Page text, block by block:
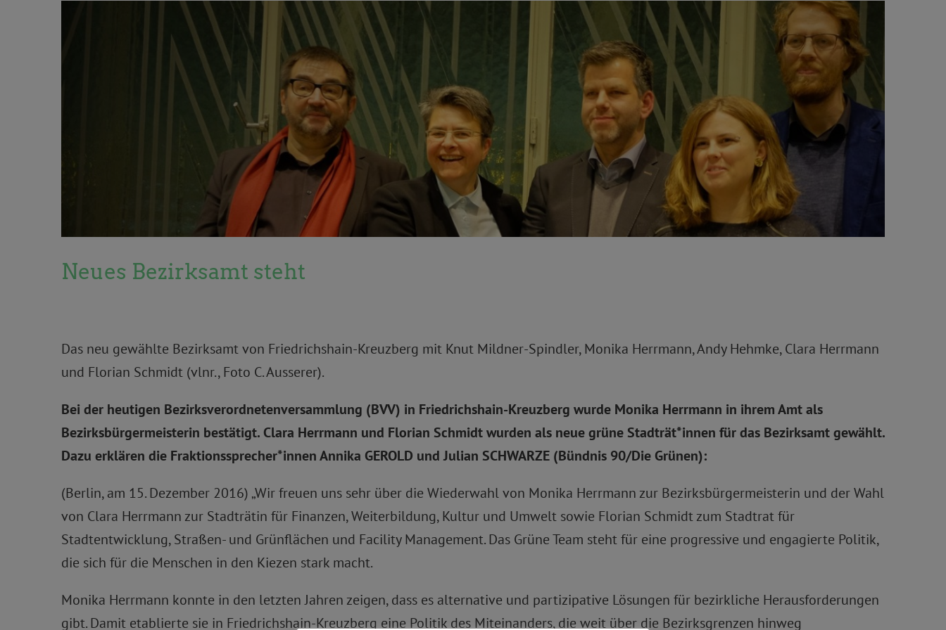
Neues Bezirksamt steht
Das neu gewählte Bezirksamt von Friedrichshain-Kreuzberg mit Knut Mildner-Spindler, Monika Herrmann, Andy Hehmke, Clara Herrmann
und Florian Schmidt (vlnr., Foto C. Ausserer).
Bei der heutigen Bezirksverordnetenversammlung (BVV) in Friedrichshain-Kreuzberg wurde Monika Herrmann in ihrem Amt als
Bezirksbürgermeisterin bestätigt. Clara Herrmann und Florian Schmidt wurden als neue grüne Stadträt*innen für das Bezirksamt gewählt.
Dazu erklären die Fraktionssprecher*innen Annika GEROLD und Julian SCHWARZE (Bündnis 90/Die Grünen):
(Berlin, am 15. Dezember 2016) „Wir freuen uns sehr über die Wiederwahl von Monika Herrmann zur Bezirksbürgermeisterin und der Wahl
von Clara Herrmann zur Stadträtin für Finanzen, Weiterbildung, Kultur und Umwelt sowie Florian Schmidt zum Stadtrat für
Stadtentwicklung, Straßen- und Grünflächen und Facility Management. Das Grüne Team steht für eine progressive und engagierte Politik,
die sich für die Menschen in den Kiezen stark macht.
Monika Herrmann konnte in den letzten Jahren zeigen, dass es alternative und partizipative Lösungen für bezirkliche Herausforderungen
gibt. Damit etablierte sie in Friedrichshain-Kreuzberg eine Politik des Miteinanders, die weit über die Bezirksgrenzen hinweg